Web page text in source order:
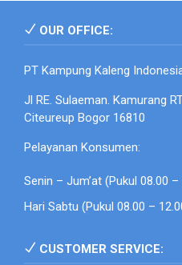
OUR OFFICE:
PT Kampung Kaleng
Jl RE. Sulaeman. Kamurang
Citeureup Bogor 16810
Pelayanan Konsumen:
Senin – Jum’at (Pukul 08.00 –
Hari Sabtu (Pukul 08.00 –
CUSTOMER SERVICE: